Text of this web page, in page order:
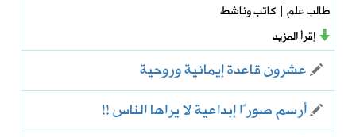
طالب علم | كاتب وناشط
إقرأ المزيد
عشرون قاعدة إيمانية وروحية
أرسم صورًا إبداعية لا يراها الناس !!